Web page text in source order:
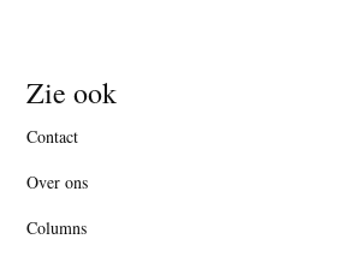
Zie ook
Contact
Over ons
Columns